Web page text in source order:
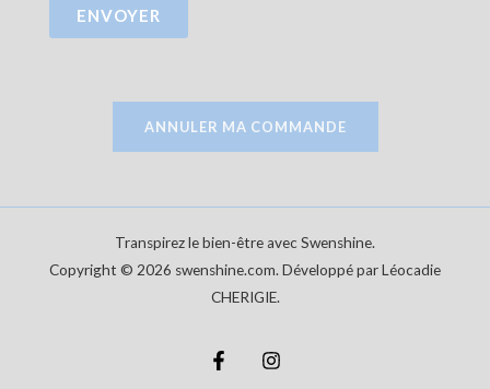
ENVOYER
ANNULER MA COMMANDE
Transpirez le bien-être avec Swenshine.
Copyright © 2026 swenshine.com. Développé par Léocadie
CHERIGIE.